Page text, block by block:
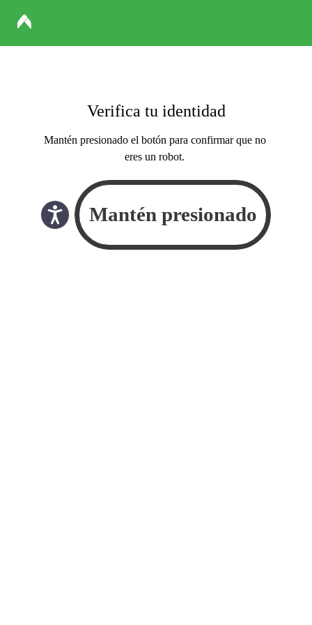
Verifica tu identidad
Mantén presionado el botón para confirmar que no
eres un robot.